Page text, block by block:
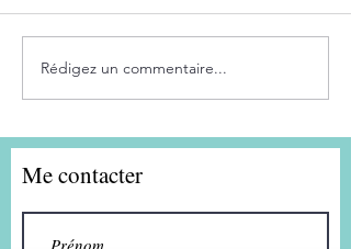
HypnoNatal: pour un
accompagnement serein
Rédigez un commentaire...
Me contacter